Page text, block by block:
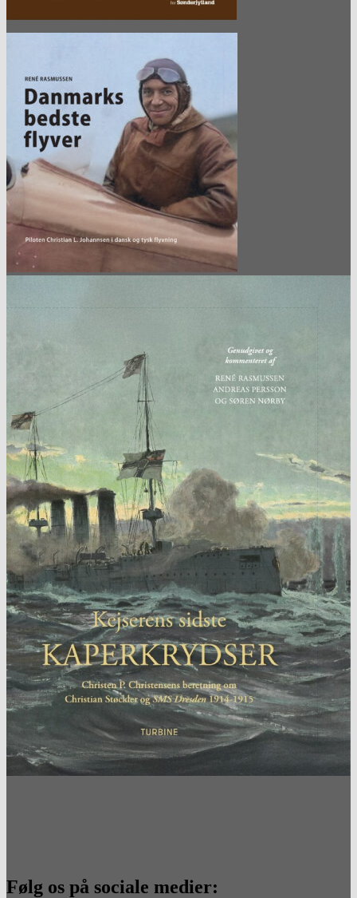
Følg os på sociale medier: